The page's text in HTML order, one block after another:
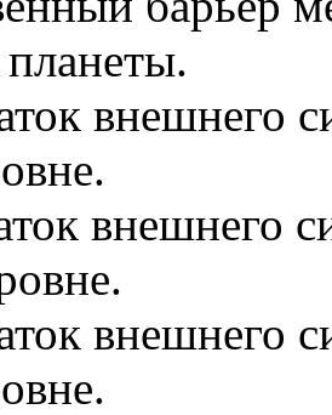
внешнего
внешнего
внешнего